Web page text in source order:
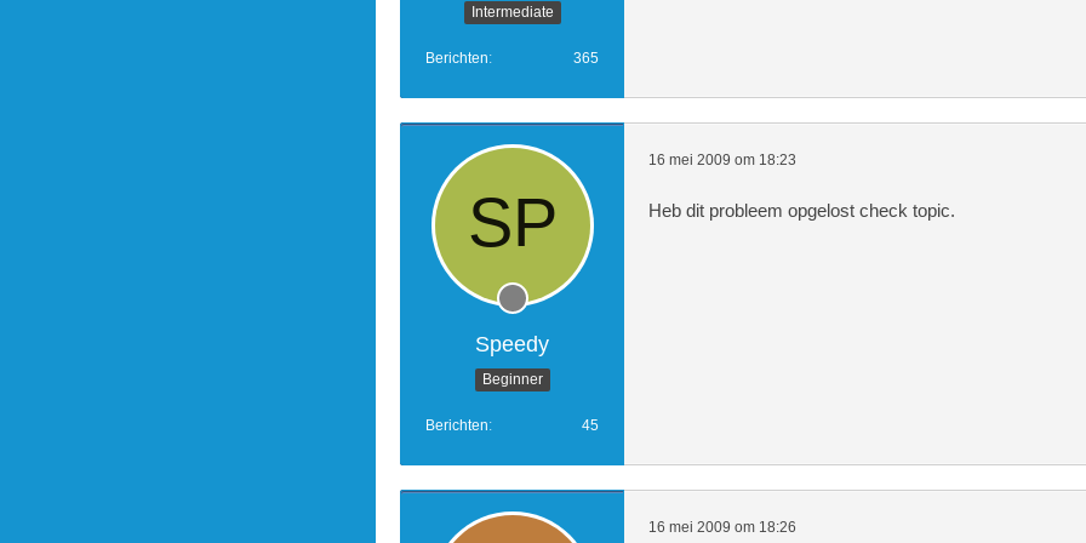
Intermediate
Berichten 365
Speedy
Beginner
Berichten 45
16 mei 2009 om 18:23
Heb dit probleem opgelost check topic.
16 mei 2009 om 18:26